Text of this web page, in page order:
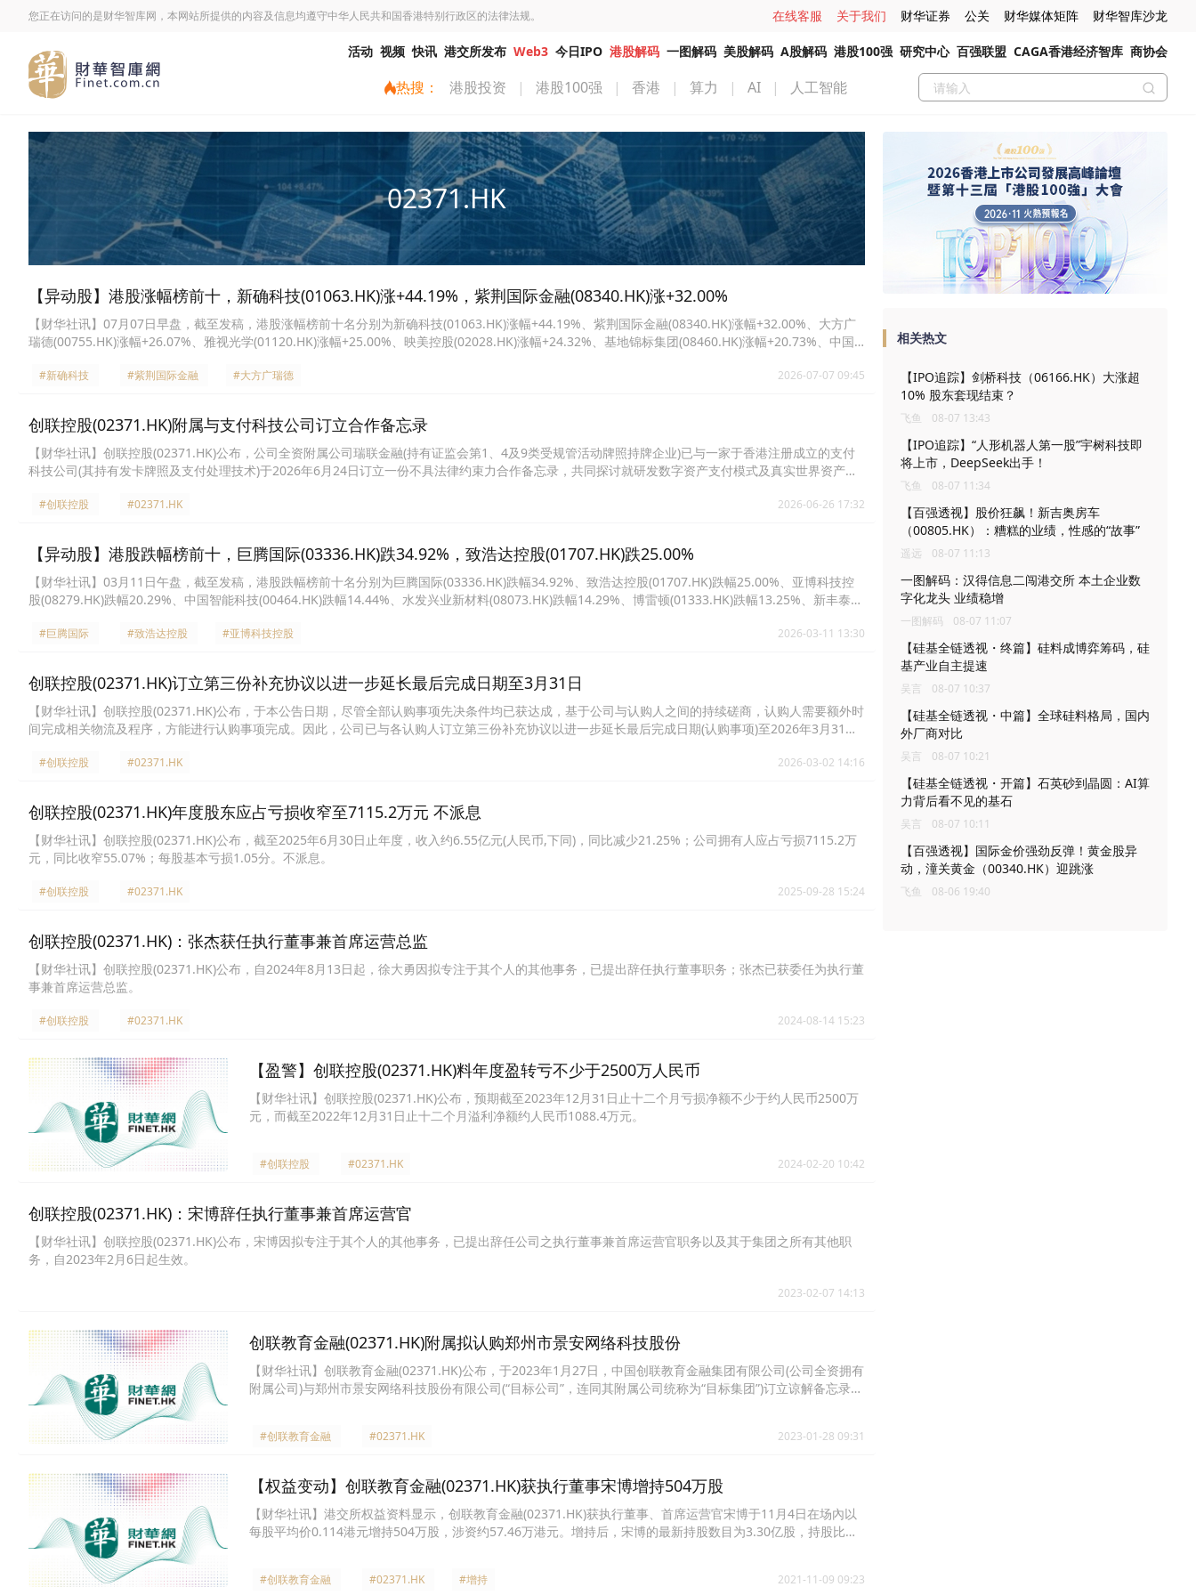
您正在访问的是财华智库网，本网站所提供的内容及信息均遵守中华人民共和国香港特别行政区的法律法规。 在线客服 关于我们 财华证券 公关 财华媒体矩阵 财华智库沙龙
活动 视频 快讯 港交所发布 Web3 今日IPO 港股解码 一图解码 美股解码 A股解码 港股100强 研究中心 百强联盟 CAGA香港经济智库 商协会
热搜： 港股投资 | 港股100强 | 香港 | 算力 | AI | 人工智能
02371.HK
【异动股】港股涨幅榜前十，新确科技(01063.HK)涨+44.19%，紫荆国际金融(08340.HK)涨+32.00%
【财华社讯】07月07日早盘，截至发稿，港股涨幅榜前十名分别为新确科技(01063.HK)涨幅+44.19%、紫荆国际金融(08340.HK)涨幅+32.00%、大方广
瑞德(00755.HK)涨幅+26.07%、雅视光学(01120.HK)涨幅+25.00%、映美控股(02028.HK)涨幅+24.32%、基地锦标集团(08460.HK)涨幅+20.73%、中国
#新确科技 #紫荆国际金融 #大方广瑞德 2026-07-07 09:45
创联控股(02371.HK)附属与支付科技公司订立合作备忘录
【财华社讯】创联控股(02371.HK)公布，公司全资附属公司瑞联金融(持有证监会第1、4及9类受规管活动牌照持牌企业)已与一家于香港注册成立的支付
科技公司(其持有发卡牌照及支付处理技术)于2026年6月24日订立一份不具法律约束力合作备忘录，共同探讨就研发数字资产支付模式及真实世界资产
流程代币化系统及成熟支付网络接入资源，与瑞联金融的持牌平台形成互补，共同研发合规数字资产服务及产品。预期是次合作丰富集团金融服务产品
#创联控股 #02371.HK 2026-06-26 17:32
【异动股】港股跌幅榜前十，巨腾国际(03336.HK)跌34.92%，致浩达控股(01707.HK)跌25.00%
【财华社讯】03月11日午盘，截至发稿，港股跌幅榜前十名分别为巨腾国际(03336.HK)跌幅34.92%、致浩达控股(01707.HK)跌幅25.00%、亚博科技控
股(08279.HK)跌幅20.29%、中国智能科技(00464.HK)跌幅14.44%、水发兴业新材料(08073.HK)跌幅14.29%、博雷顿(01333.HK)跌幅13.25%、新丰泰集
#巨腾国际 #致浩达控股 #亚博科技控股 2026-03-11 13:30
创联控股(02371.HK)订立第三份补充协议以进一步延长最后完成日期至3月31日​
​【财华社讯】创联控股(02371.HK)公布，于本公告日期，尽管全部认购事项先决条件均已获达成，基于公司与认购人之间的持续磋商，认购人需要额外时
间完成相关物流及程序，方能进行认购事项完成。因此，公司已与各认购人订立第三份补充协议以进一步延长最后完成日期(认购事项)至2026年3月31
#创联控股 #02371.HK 2026-03-02 14:16
创联控股(02371.HK)年度股东应占亏损收窄至7115.2万元 不派息
【财华社讯】创联控股(02371.HK)公布，截至2025年6月30日止年度，收入约6.55亿元(人民币,下同)，同比减少21.25%；公司拥有人应占亏损7115.2万
元，同比收窄55.07%；每股基本亏损1.05分。不派息。
#创联控股 #02371.HK 2025-09-28 15:24
创联控股(02371.HK)：张杰获任执行董事兼首席运营总监
【财华社讯】创联控股(02371.HK)公布，自2024年8月13日起，徐大勇因拟专注于其个人的其他事务，已提出辞任执行董事职务；张杰已获委任为执行董
事兼首席运营总监。
#创联控股 #02371.HK 2024-08-14 15:23
【盈警】创联控股(02371.HK)料年度盈转亏不少于2500万人民币
【财华社讯】创联控股(02371.HK)公布，预期截至2023年12月31日止十二个月亏损净额不少于约人民币2500万
元，而截至2022年12月31日止十二个月溢利净额约人民币1088.4万元。
#创联控股 #02371.HK 2024-02-20 10:42
创联控股(02371.HK)：宋博辞任执行董事兼首席运营官
【财华社讯】创联控股(02371.HK)公布，宋博因拟专注于其个人的其他事务，已提出辞任公司之执行董事兼首席运营官职务以及其于集团之所有其他职
务，自2023年2月6日起生效。
2023-02-07 14:13
创联教育金融(02371.HK)附属拟认购郑州市景安网络科技股份
【财华社讯】创联教育金融(02371.HK)公布，于2023年1月27日，中国创联教育金融集团有限公司(公司全资拥有
附属公司)与郑州市景安网络科技股份有限公司(“目标公司”，连同其附属公司统称为“目标集团”)订立谅解备忘录，
#创联教育金融 #02371.HK 2023-01-28 09:31
【权益变动】创联教育金融(02371.HK)获执行董事宋博增持504万股
【财华社讯】港交所权益资料显示，创联教育金融(02371.HK)获执行董事、首席运营官宋博于11月4日在场內以
每股平均价0.114港元增持504万股，涉资约57.46万港元。增持后，宋博的最新持股数目为3.30亿股，持股比例
#创联教育金融 #02371.HK #增持 2021-11-09 09:23
相关热文
【IPO追踪】剑桥科技（06166.HK）大涨超
10% 股东套现结束？
飞鱼 08-07 13:43
【IPO追踪】“人形机器人第一股”宇树科技即
将上市，DeepSeek出手！
飞鱼 08-07 11:34
【百强透视】股价狂飙！新吉奥房车
（00805.HK）：糟糕的业绩，性感的“故事”
遥远 08-07 11:13
一图解码：汉得信息二闯港交所 本土企业数
字化龙头 业绩稳增
一图解码 08-07 11:07
【硅基全链透视・终篇】硅料成博弈筹码，硅
基产业自主提速
吴言 08-07 10:37
【硅基全链透视・中篇】全球硅料格局，国内
外厂商对比
吴言 08-07 10:21
【硅基全链透视・开篇】石英砂到晶圆：AI算
力背后看不见的基石
吴言 08-07 10:11
【百强透视】国际金价强劲反弹！黄金股异
动，潼关黄金（00340.HK）迎跳涨
飞鱼 08-06 19:40